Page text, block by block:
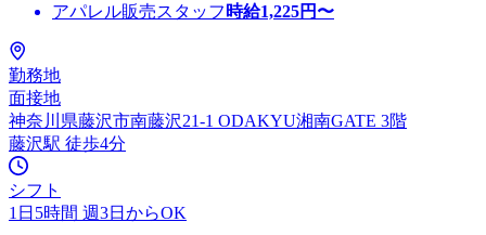
アパレル販売スタッフ 時給1,225円〜
勤務地
面接地
神奈川県藤沢市南藤沢21-1 ODAKYU湘南GATE 3階
藤沢駅 徒歩4分
シフト
1日5時間 週3日からOK